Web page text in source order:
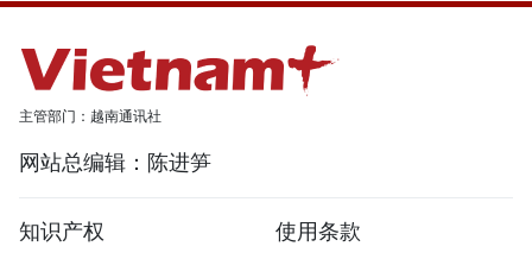
主管部门：越南通讯社
网站总编辑：陈进笋
知识产权 使用条款